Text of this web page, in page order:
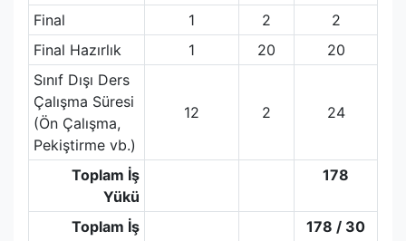
Final 1 2
2
Final Hazırlık
1 20
20
Sınıf Dışı Ders
Çalışma Süresi
(Ön Çalışma,
Pekiştirme vb.)
12 2 24
Toplam İş
Yükü
178
Toplam İş
178 / 30